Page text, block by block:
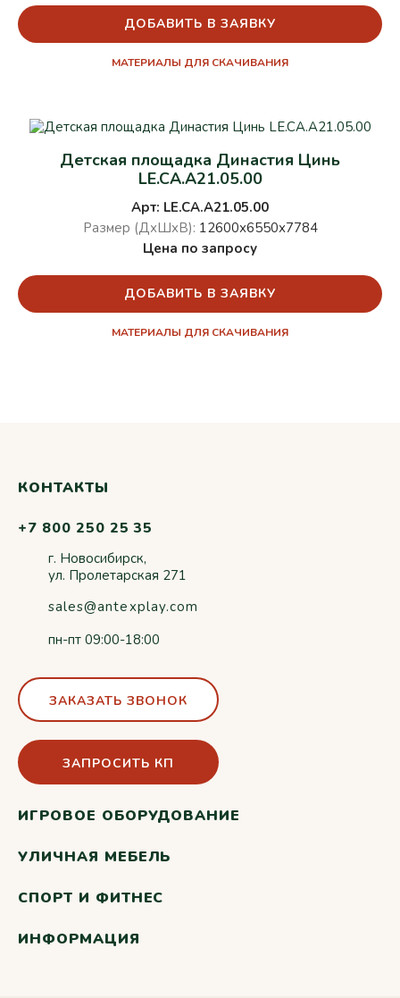
ДОБАВИТЬ В ЗАЯВКУ
МАТЕРИАЛЫ ДЛЯ СКАЧИВАНИЯ
Детская площадка Династия Цинь
LE.CA.A21.05.00
Арт: LE.CA.A21.05.00
Размер (ДхШхВ): 12600х6550х7784
Цена по запросу
ДОБАВИТЬ В ЗАЯВКУ
МАТЕРИАЛЫ ДЛЯ СКАЧИВАНИЯ
КОНТАКТЫ
+7 800 250 25 35
г. Новосибирск,
ул. Пролетарская 271
sales@antexplay.com
пн-пт 09:00-18:00
ЗАКАЗАТЬ ЗВОНОК
ЗАПРОСИТЬ КП
ИГРОВОЕ ОБОРУДОВАНИЕ
УЛИЧНАЯ МЕБЕЛЬ
СПОРТ И ФИТНЕС
ИНФОРМАЦИЯ